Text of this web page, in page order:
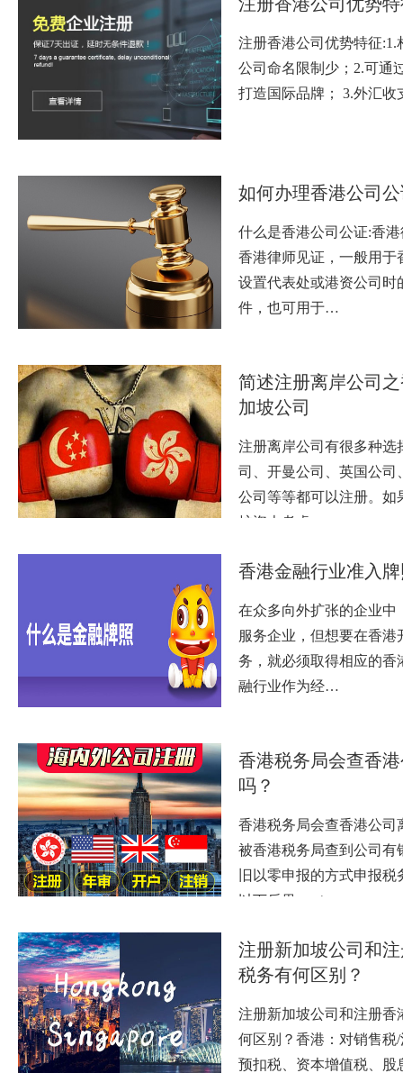
注册香港公司优势特征:1.
公司命名限制少；2.可通
打造国际品牌； 3.外汇
如何办理香港公司
什么是香港公司公证:香
香港律师见证，一般用于
设置代表处或港资公司时
件，也可用于…
简述注册离岸公司
加坡公司
注册离岸公司有很多种选
司、开曼公司、英国公司
公司等等都可以注册。如
护资本考虑…
香港金融行业准入
在众多向外扩张的企业中
服务企业，但想要在香港
务，就必须取得相应的香
融行业作为经…
香港税务局会查香
吗？
香港税务局会查香港公司
被香港税务局查到公司有
旧以零申报的方式申报
以下后果：（…
注册新加坡公司和
税务有何区别？
注册新加坡公司和注册香
何区别？香港：对销售税
预扣税、资本增值税、股